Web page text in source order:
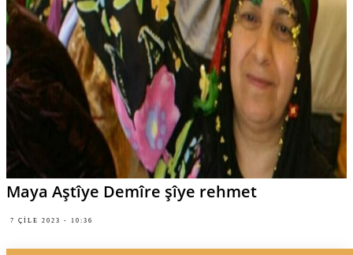
Maya Aştîye Demîre şîye rehmet
7 ÇILE 2023 - 10:36